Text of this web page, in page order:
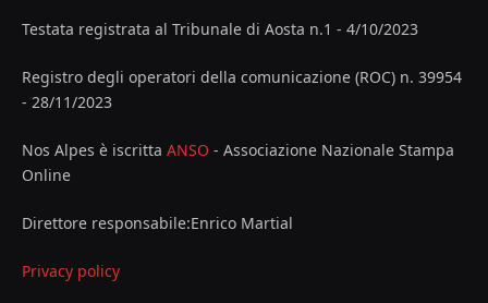
Testata registrata al Tribunale di Aosta n.1 - 4/10/2023
Registro degli operatori della comunicazione (ROC) n. 39954
- 28/11/2023
Nos Alpes è iscritta ANSO - Associazione Nazionale Stampa
Online
Direttore responsabile:Enrico Martial
Privacy policy